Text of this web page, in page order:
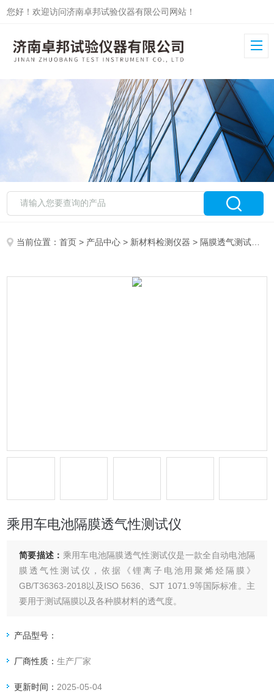
您好！欢迎访问济南卓邦试验仪器有限公司网站！
当前位置：首页 > 产品中心 > 新材料检测仪器 > 隔膜透气测试仪
乘用车电池隔膜透气性测试仪
简要描述： 乘用车电池隔膜透气性测试仪是一款全自动电池隔
膜透气性测试仪，依据《锂离子电池用聚烯烃隔膜》
GB/T36363-2018以及ISO 5636、SJT 1071.9等国际标准。主
要用于测试隔膜以及各种膜材料的透气度。
产品型号：
厂商性质：生产厂家
更新时间： 2025-05-04